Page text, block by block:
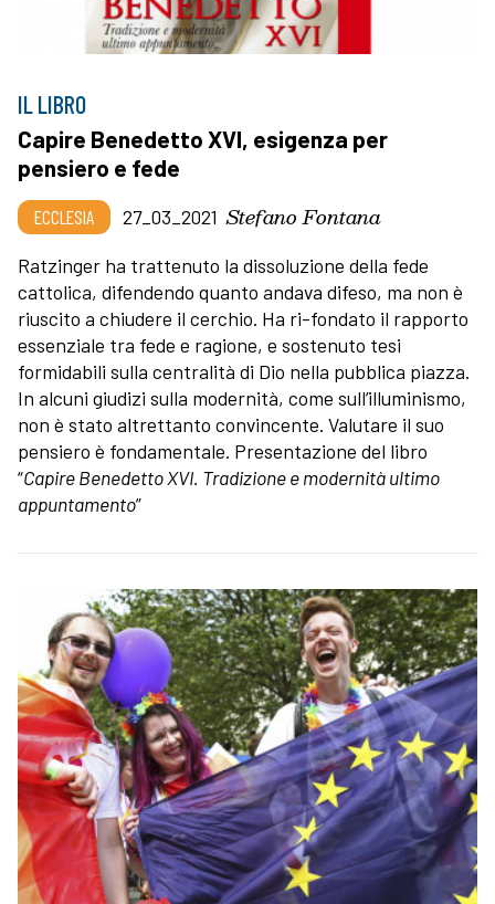
IL LIBRO
Capire Benedetto XVI, esigenza per
pensiero e fede
ECCLESIA 27_03_2021 Stefano Fontana
Ratzinger ha trattenuto la dissoluzione della fede
cattolica, difendendo quanto andava difeso, ma non è
riuscito a chiudere il cerchio. Ha ri-fondato il rapporto
essenziale tra fede e ragione, e sostenuto tesi
formidabili sulla centralità di Dio nella pubblica piazza.
In alcuni giudizi sulla modernità, come sull’illuminismo,
non è stato altrettanto convincente. Valutare il suo
pensiero è fondamentale. Presentazione del libro
“Capire Benedetto XVI. Tradizione e modernità ultimo
appuntamento”